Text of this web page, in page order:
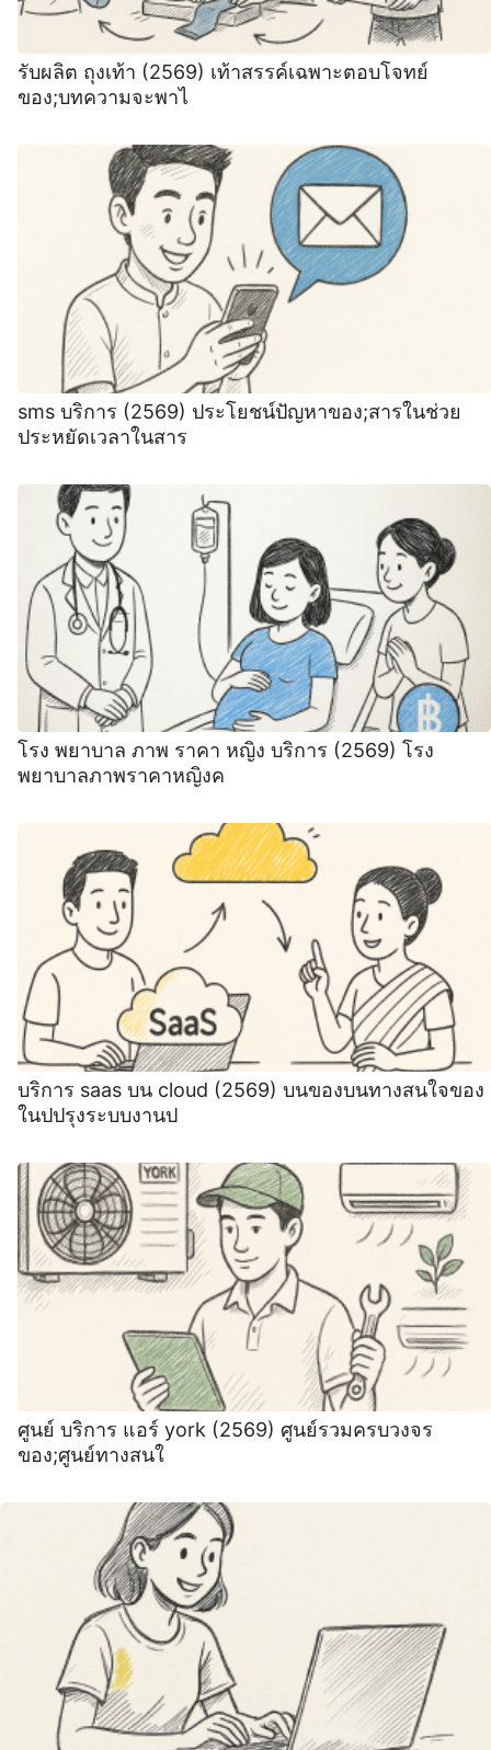
รับผลิต ถุงเท้า (2569) เท้าสรรค์เฉพาะตอบโจทย์
ของ;บทความจะพาไ
sms บริการ (2569) ประโยชน์ปัญหาของ;สารในช่วย
ประหยัดเวลาในสาร
โรง พยาบาล ภาพ ราคา หญิง บริการ (2569) โรง
พยาบาลภาพราคาหญิงค
บริการ saas บน cloud (2569) บนของบนทางสนใจของ
ในปปรุงระบบงานป
ศูนย์ บริการ แอร์ york (2569) ศูนย์รวมครบวงจร
ของ;ศูนย์ทางสนใ